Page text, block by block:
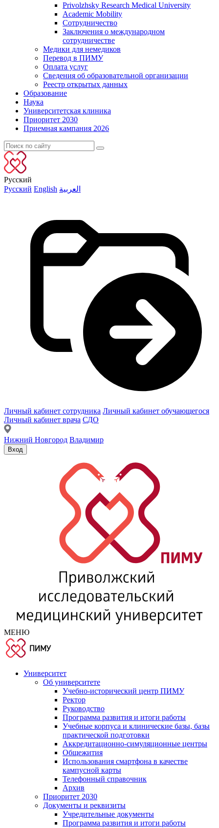
Privolzhsky Research Medical University
Academic Mobility
Сотрудничество
Заключения о международном
сотрудничестве
Медики для немедиков
Перевод в ПИМУ
Оплата услуг
Сведения об образовательной организации
Реестр открытых данных
Образование
Наука
Университетская клиника
Приоритет 2030
Приемная кампания 2026
Русский
Русский English العربية
Личный кабинет сотрудника Личный кабинет обучающегося
Личный кабинет врача СДО
Нижний Новгород Владимир
Вход
МЕНЮ
Университет
Об университете
Учебно-исторический центр ПИМУ
Ректор
Руководство
Программа развития и итоги работы
Учебные корпуса и клинические базы, базы
практической подготовки
Аккредитационно-симуляционные центры
Общежития
Использования смартфона в качестве
кампусной карты
Телефонный справочник
Архив
Приоритет 2030
Документы и реквизиты
Учредительные документы
Программа развития и итоги работы